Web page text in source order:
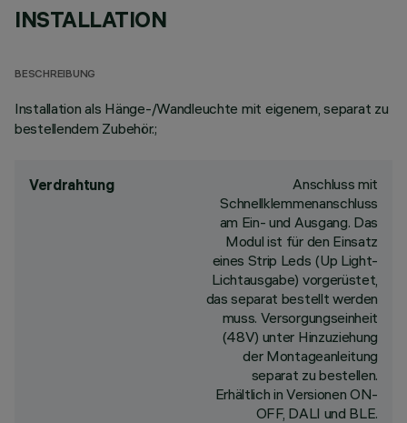
INSTALLATION
BESCHREIBUNG
Installation als Hänge-/Wandleuchte mit eigenem, separat zu
bestellendem Zubehör.;
Verdrahtung
Anschluss mit
Schnellklemmenanschluss
am Ein- und Ausgang. Das
Modul ist für den Einsatz
eines Strip Leds (Up Light-
Lichtausgabe) vorgerüstet,
das separat bestellt werden
muss. Versorgungseinheit
(48V) unter Hinzuziehung
der Montageanleitung
separat zu bestellen.
Erhältlich in Versionen ON-
OFF, DALI und BLE.